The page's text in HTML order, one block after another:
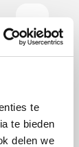
te
te bieden
delen we